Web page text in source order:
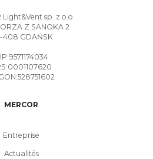
Light&Vent sp. z o.o.
Z SANOKA 2
408 GDAŃSK
MERCOR
Entreprise
Actualités